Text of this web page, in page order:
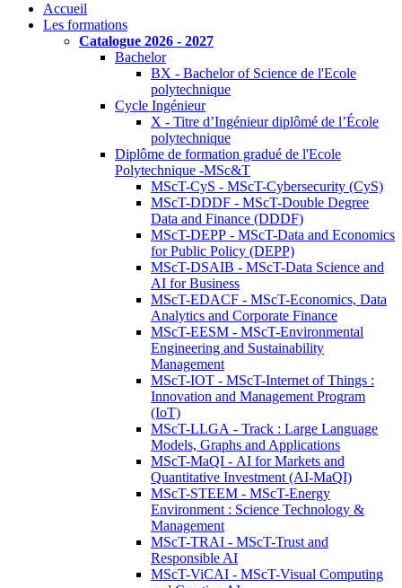
Accueil
Les formations
Catalogue 2026 - 2027
Bachelor
BX - Bachelor of Science de l'Ecole
polytechnique
Cycle Ingénieur
X - Titre d’Ingénieur diplômé de l’École
polytechnique
Diplôme de formation gradué de l'Ecole
Polytechnique -MSc&T
MScT-CyS - MScT-Cybersecurity (CyS)
MScT-DDDF - MScT-Double Degree
Data and Finance (DDDF)
MScT-DEPP - MScT-Data and Economics
for Public Policy (DEPP)
MScT-DSAIB - MScT-Data Science and
AI for Business
MScT-EDACF - MScT-Economics, Data
Analytics and Corporate Finance
MScT-EESM - MScT-Environmental
Engineering and Sustainability
Management
MScT-IOT - MScT-Internet of Things :
Innovation and Management Program
(IoT)
MScT-LLGA - Track : Large Language
Models, Graphs and Applications
MScT-MaQI - AI for Markets and
Quantitative Investment (AI-MaQI)
MScT-STEEM - MScT-Energy
Environment : Science Technology &
Management
MScT-TRAI - MScT-Trust and
Responsible AI
MScT-ViCAI - MScT-Visual Computing